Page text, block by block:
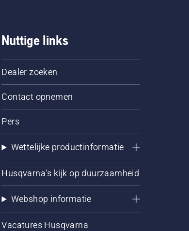
Nuttige links
Dealer zoeken
Contact opnemen
Pers
Wettelijke productinformatie
Husqvarna's kijk op duurzaamheid
Webshop informatie
Vacatures Husqvarna